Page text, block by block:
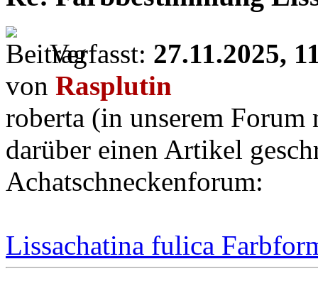
Verfasst: 27.11.2025,
von Rasplutin
roberta (in unserem
darüber einen Artikel
Achatschneckenforum:
Lissachatina fulica